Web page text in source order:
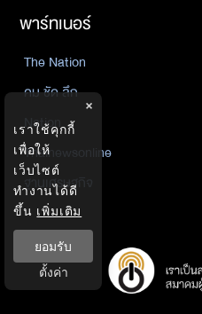
พาร์ทเนอร์
The Nation
คม ชัด ลึก
Nation
Thainewsonline
ฐานเศรษฐกิจ
×
เราใช้คุกกี้
เพื่อให้
เว็บไซต์
ทำงานได้ดี
ขึ้น เพิ่มเติม
ยอมรับ
ตั้งค่า